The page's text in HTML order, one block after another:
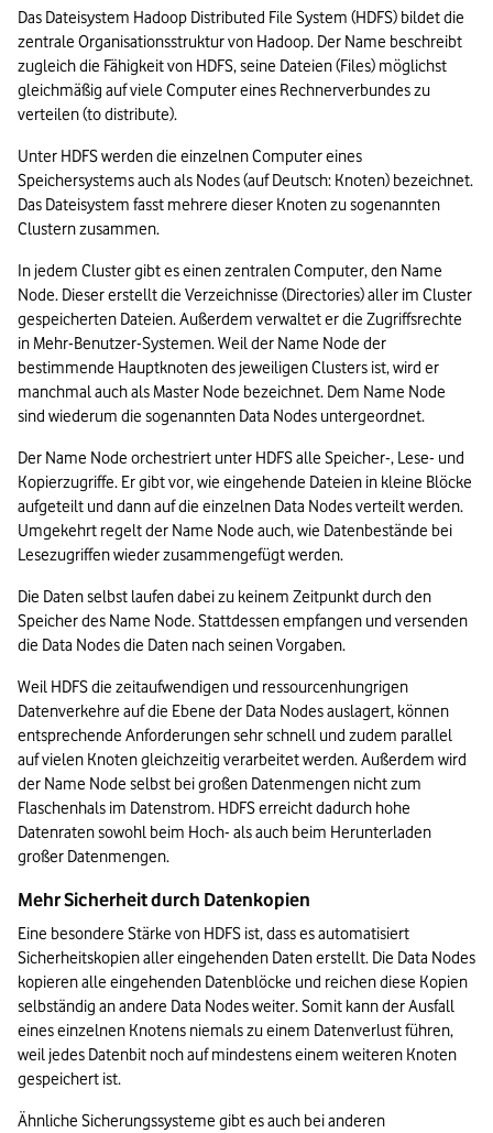
Das Dateisystem Hadoop Distributed File System (HDFS) bildet die
zentrale Organisationsstruktur von Hadoop. Der Name beschreibt
zugleich die Fähigkeit von HDFS, seine Dateien (Files) möglichst
gleichmäßig auf viele Computer eines Rechnerverbundes zu
verteilen (to distribute).
Unter HDFS werden die einzelnen Computer eines
Speichersystems auch als Nodes (auf Deutsch: Knoten) bezeichnet.
Das Dateisystem fasst mehrere dieser Knoten zu sogenannten
Clustern zusammen.
In jedem Cluster gibt es einen zentralen Computer, den Name
Node. Dieser erstellt die Verzeichnisse (Directories) aller im Cluster
gespeicherten Dateien. Außerdem verwaltet er die Zugriffsrechte
in Mehr-Benutzer-Systemen. Weil der Name Node der
bestimmende Hauptknoten des jeweiligen Clusters ist, wird er
manchmal auch als Master Node bezeichnet. Dem Name Node
sind wiederum die sogenannten Data Nodes untergeordnet.
Der Name Node orchestriert unter HDFS alle Speicher-, Lese- und
Kopierzugriffe. Er gibt vor, wie eingehende Dateien in kleine Blöcke
aufgeteilt und dann auf die einzelnen Data Nodes verteilt werden.
Umgekehrt regelt der Name Node auch, wie Datenbestände bei
Lesezugriffen wieder zusammengefügt werden.
Die Daten selbst laufen dabei zu keinem Zeitpunkt durch den
Speicher des Name Node. Stattdessen empfangen und versenden
die Data Nodes die Daten nach seinen Vorgaben.
Weil HDFS die zeitaufwendigen und ressourcenhungrigen
Datenverkehre auf die Ebene der Data Nodes auslagert, können
entsprechende Anforderungen sehr schnell und zudem parallel
auf vielen Knoten gleichzeitig verarbeitet werden. Außerdem wird
der Name Node selbst bei großen Datenmengen nicht zum
Flaschenhals im Datenstrom. HDFS erreicht dadurch hohe
Datenraten sowohl beim Hoch- als auch beim Herunterladen
großer Datenmengen.
Mehr Sicherheit durch Datenkopien
Eine besondere Stärke von HDFS ist, dass es automatisiert
Sicherheitskopien aller eingehenden Daten erstellt. Die Data Nodes
kopieren alle eingehenden Datenblöcke und reichen diese Kopien
selbständig an andere Data Nodes weiter. Somit kann der Ausfall
eines einzelnen Knotens niemals zu einem Datenverlust führen,
weil jedes Datenbit noch auf mindestens einem weiteren Knoten
gespeichert ist.
Ähnliche Sicherungssysteme gibt es auch bei anderen